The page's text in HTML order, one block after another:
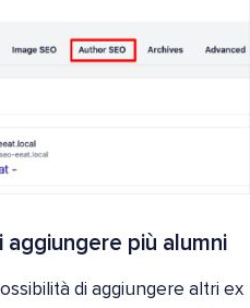
più alumni
di aggiungere altri ex